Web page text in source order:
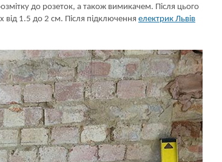
до розеток, а також вимикачем. Після цього
від 1.5 до 2 см. Після підключення електрик Львів